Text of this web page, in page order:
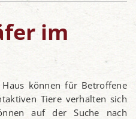
im
können für Betroffene
Tiere verhalten sich
auf der Suche nach